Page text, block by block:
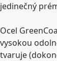
jedinečný
Ocel
vysokou
tvaruje